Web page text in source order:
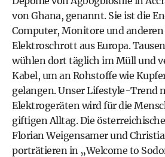
von Ghana, genannt. Sie ist die
Computer, Monitore und
Elektroschrott aus Europa.
wühlen dort täglich im Müll und
Kabel, um an Rohstoffe wie
gelangen. Unser Lifestyle-Trend
Elektrogeräten wird für die
giftigen Alltag. Die
Florian Weigensamer und
porträtieren in „Welcome to